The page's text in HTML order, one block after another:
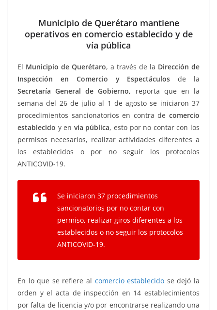
e
b
o
k
er l s
A
p
p
y
Li
n
k
gr
a
e
Municipio de Querétaro mantiene
operativos en comercio establecido y de
vía pública
El Municipio de Querétaro, a través de la Dirección de
Inspección en Comercio y Espectáculos de la
Secretaría General de Gobierno, reporta que en la
semana del 26 de julio al 1 de agosto se iniciaron 37
procedimientos sancionatorios en contra de comercio
establecido y en vía pública, esto por no contar con los
permisos necesarios, realizar actividades diferentes a
los establecidos o por no seguir los protocolos
ANTICOVID-19.
Se iniciaron 37 procedimientos
sancionatorios por no contar con
permiso, realizar giros diferentes a los
establecidos o no seguir los protocolos
ANTICOVID-19.
En lo que se refiere al comercio establecido se dejó la
orden y el acta de inspección en 14 establecimientos
por falta de licencia y/o por encontrarse realizando una